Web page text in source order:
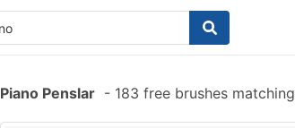
Piano Penslar - 183 free brushes matching